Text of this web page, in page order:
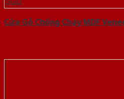
Cửa Gỗ Chống Cháy MDF